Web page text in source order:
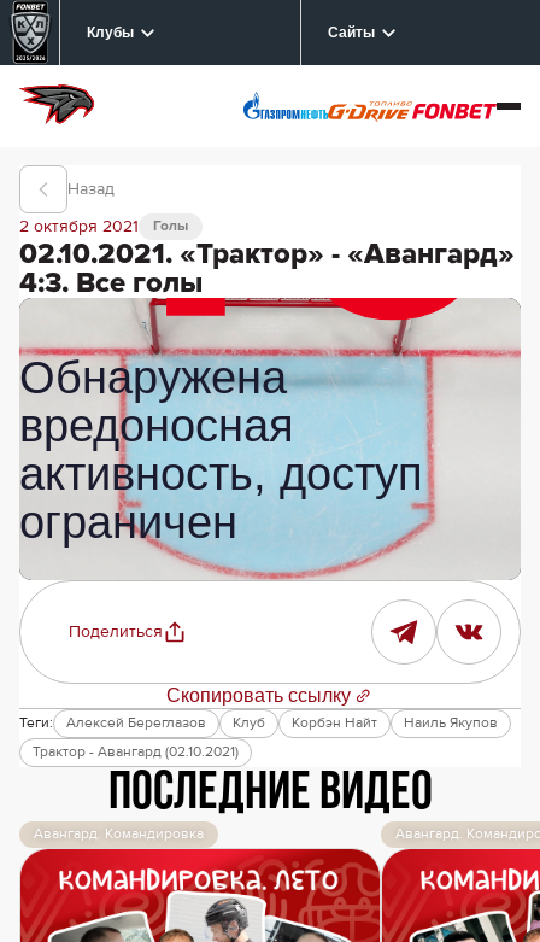
Клубы Сайты
Назад
02.10.2021. «Трактор» - «Авангард»
4:3. Все голы
Голы
2 октября 2021
Поделиться
Скопировать ссылку
Теги: Алексей Береглазов Клуб Корбэн Найт
Наиль Якупов
Трактор - Авангард (02.10.2021)
Последние видео
Авангард. Командировка Авангард.